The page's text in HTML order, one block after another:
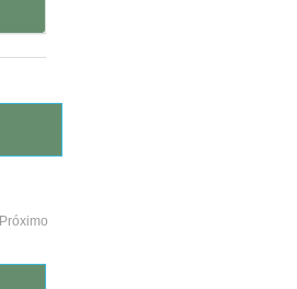
Próximo